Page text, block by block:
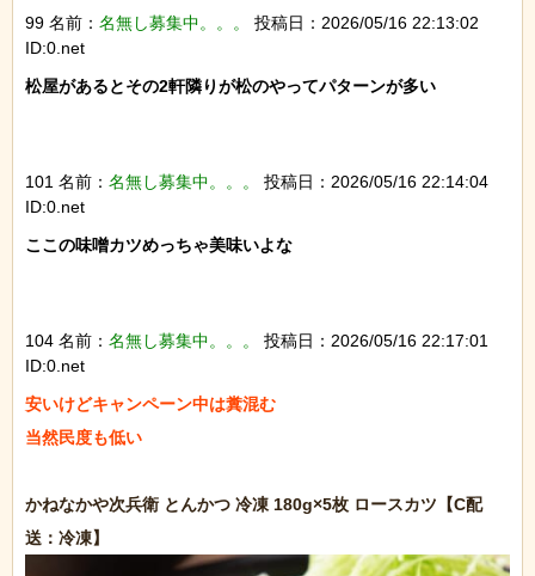
99 名前： 名無し募集中。。。
投稿日：2026/05/16 22:13:02
ID:0.net
松屋があるとその2軒隣りが松のやってパターンが多い
101 名前： 名無し募集中。。。
投稿日：2026/05/16 22:14:04
ID:0.net
ここの味噌カツめっちゃ美味いよな
104 名前： 名無し募集中。。。
投稿日：2026/05/16 22:17:01
ID:0.net
安いけどキャンペーン中は糞混む
当然民度も低い
かねなかや次兵衛 とんかつ 冷凍 180g×5枚 ロースカツ【C配